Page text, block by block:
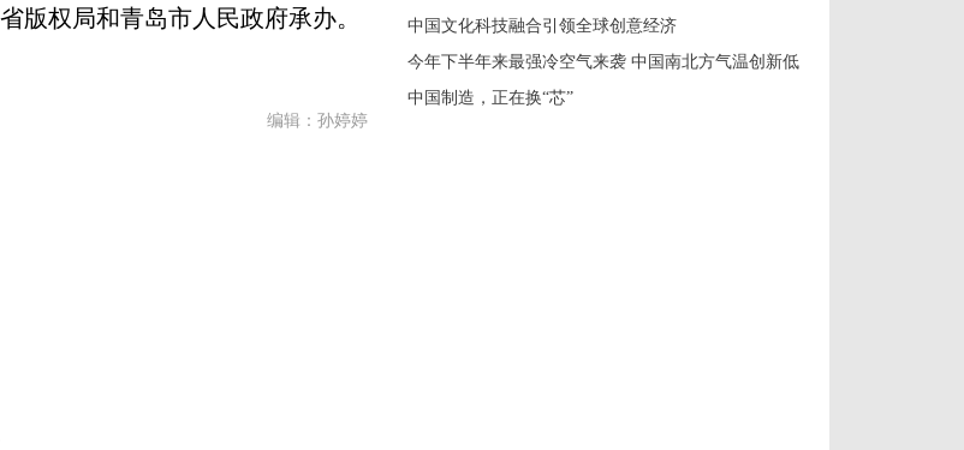
版权局和青岛市人民政府承办。
编辑：孙婷婷
中国文化科技融合引领全球创意经济
今年下半年来最强冷空气来袭 中国南北方气温创新低
中国制造，正在换“芯”